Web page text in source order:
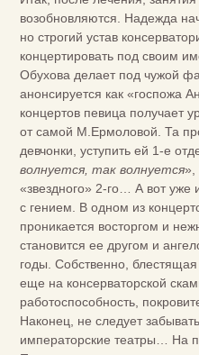
возобновляются. Надежда
но строгий устав
концертировать под своим
Обухова делает под чужой
анонсируется как «госпожа
концертов певица получает
от самой М.Ермоловой. Та
девчонки, уступить ей 1-е
волнуется, так волнуется»,
«звездного» 2-го… А вот уже
с гением. В одном из
проникается восторгом и
становится ее другом и
годы. Собственно,
еще на консерваторской
работоспособность,
Наконец, не следует
императорские театры… На